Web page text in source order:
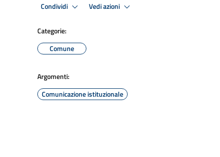
Condividi Vedi azioni
Categorie:
Comune
Argomenti:
Comunicazione istituzionale